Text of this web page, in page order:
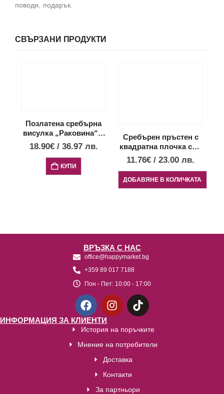
поводи, подарък.
СВЪРЗАНИ ПРОДУКТИ
Позлатена сребърна
висулка „Раковина“ с
опал, мини размер
18.90€ / 36.97 лв.
КУПИ
Сребърен пръстен с
квадратна плочка със
спирала
11.76€ / 23.00 лв.
ДОБАВЯНЕ В КОЛИЧКАТА
ВРЪЗКА С НАС
office@happymarket.bg
+359 89 017 7188
Пон - Пет: 10:00 - 17:00
ИНФОРМАЦИЯ ЗА КЛИЕНТИ
История на поръчките
Мнение на потребители
Доставка
Контакти
За партньори